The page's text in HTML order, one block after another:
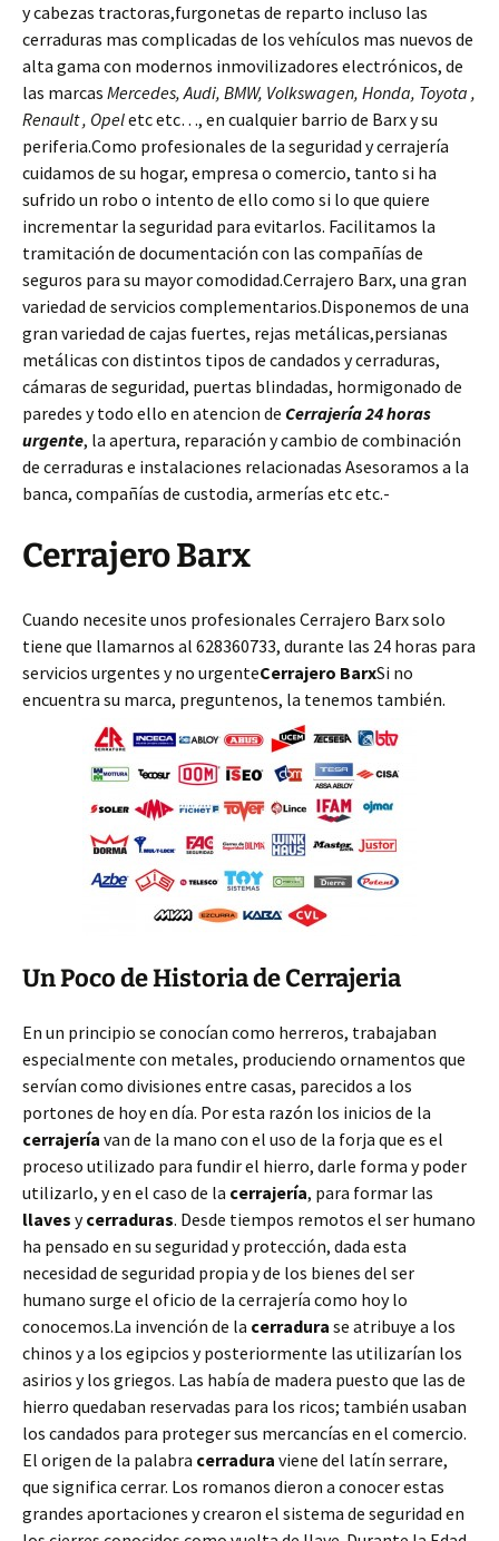
y cabezas tractoras,furgonetas de reparto incluso las
cerraduras mas complicadas de los vehículos mas nuevos de
alta gama con modernos inmovilizadores electrónicos, de
las marcas Mercedes, Audi, BMW, Volkswagen, Honda, Toyota ,
Renault , Opeletc etc…, en cualquier barrio de Barx y su
periferia.Como profesionales de la seguridad y cerrajería
cuidamos de su hogar, empresa o comercio, tanto si ha
sufrido un robo o intento de ello como si lo que quiere
incrementar la seguridad para evitarlos. Facilitamos la
tramitación de documentación con las compañías de
seguros para su mayor comodidad.Cerrajero Barx, una gran
variedad de servicios complementarios.Disponemos de una
gran variedad de cajas fuertes, rejas metálicas,persianas
metálicas con distintos tipos de candados y cerraduras,
cámaras de seguridad, puertas blindadas, hormigonado de
paredes y todo ello en atencion de Cerrajería 24 horas
urgente, la apertura, reparación y cambio de combinación
de cerraduras e instalaciones relacionadas Asesoramos a la
banca, compañías de custodia, armerías etc etc.-
Cerrajero Barx
Cuando necesite unos profesionales Cerrajero Barx solo
tiene que llamarnos al 628360733, durante las 24 horas para
servicios urgentes y no urgenteCerrajero BarxSi no
encuentra su marca, preguntenos, la tenemos también.
Un Poco de Historia de Cerrajeria
En un principio se conocían como herreros, trabajaban
especialmente con metales, produciendo ornamentos que
servían como divisiones entre casas, parecidos a los
portones de hoy en día. Por esta razón los inicios de la
cerrajería van de la mano con el uso de la forja que es el
proceso utilizado para fundir el hierro, darle forma y poder
utilizarlo, y en el caso de la cerrajería, para formar las
llaves ycerraduras. Desde tiempos remotos el ser humano
ha pensado en su seguridad y protección, dada esta
necesidad de seguridad propia y de los bienes del ser
humano surge el oficio de la cerrajería como hoy lo
conocemos.La invención de la cerradura se atribuye a los
chinos y a los egipcios y posteriormente las utilizarían los
asirios y los griegos. Las había de madera puesto que las de
hierro quedaban reservadas para los ricos; también usaban
los candados para proteger sus mercancías en el comercio.
El origen de la palabra cerradura viene del latín serrare,
que significa cerrar. Los romanos dieron a conocer estas
grandes aportaciones y crearon el sistema de seguridad en